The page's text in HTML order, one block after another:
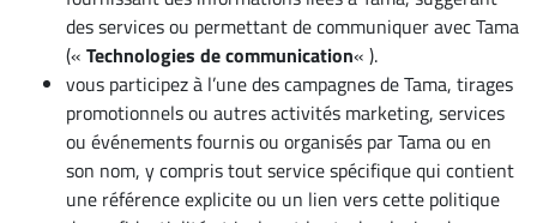
des services ou permettant de communiquer avec Tama
(« Technologies de communication« ).
vous participez à l’une des campagnes de Tama, tirages
promotionnels ou autres activités marketing, services
ou événements fournis ou organisés par Tama ou en
son nom, y compris tout service spécifique qui contient
une référence explicite ou un lien vers cette politique